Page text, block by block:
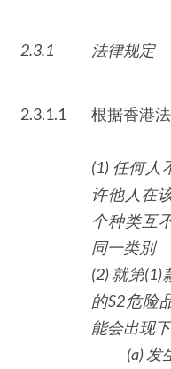
2.3.1 法律规定
2.3.1.1 根据香港
(1) 任何人
许他人在
个种类互
同一类別
(2) 就第(1)
的S2危险
能会出现
(a) 发